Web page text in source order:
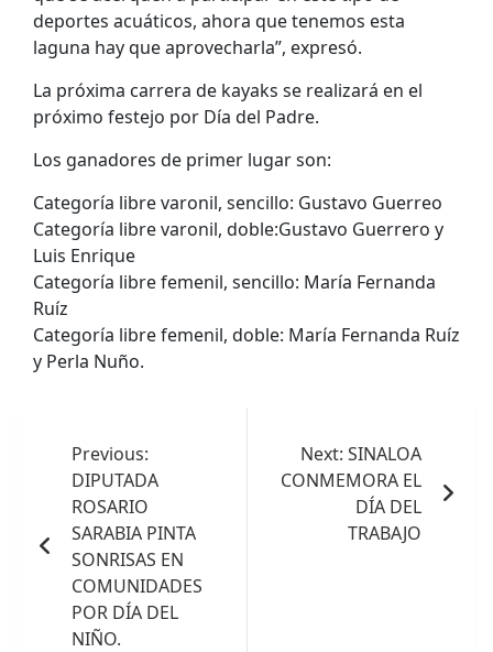
deportes acuáticos, ahora que tenemos esta
laguna hay que aprovecharla”, expresó.
La próxima carrera de kayaks se realizará en el
próximo festejo por Día del Padre.
Los ganadores de primer lugar son:
Categoría libre varonil, sencillo: Gustavo Guerreo
Categoría libre varonil, doble:Gustavo Guerrero y
Luis Enrique
Categoría libre femenil, sencillo: María Fernanda
Ruíz
Categoría libre femenil, doble: María Fernanda Ruíz
y Perla Nuño.
entradas
Previous:
DIPUTADA
ROSARIO
SARABIA PINTA
SONRISAS EN
COMUNIDADES
POR DÍA DEL
NIÑO.
Next: SINALOA
CONMEMORA EL
DÍA DEL
TRABAJO